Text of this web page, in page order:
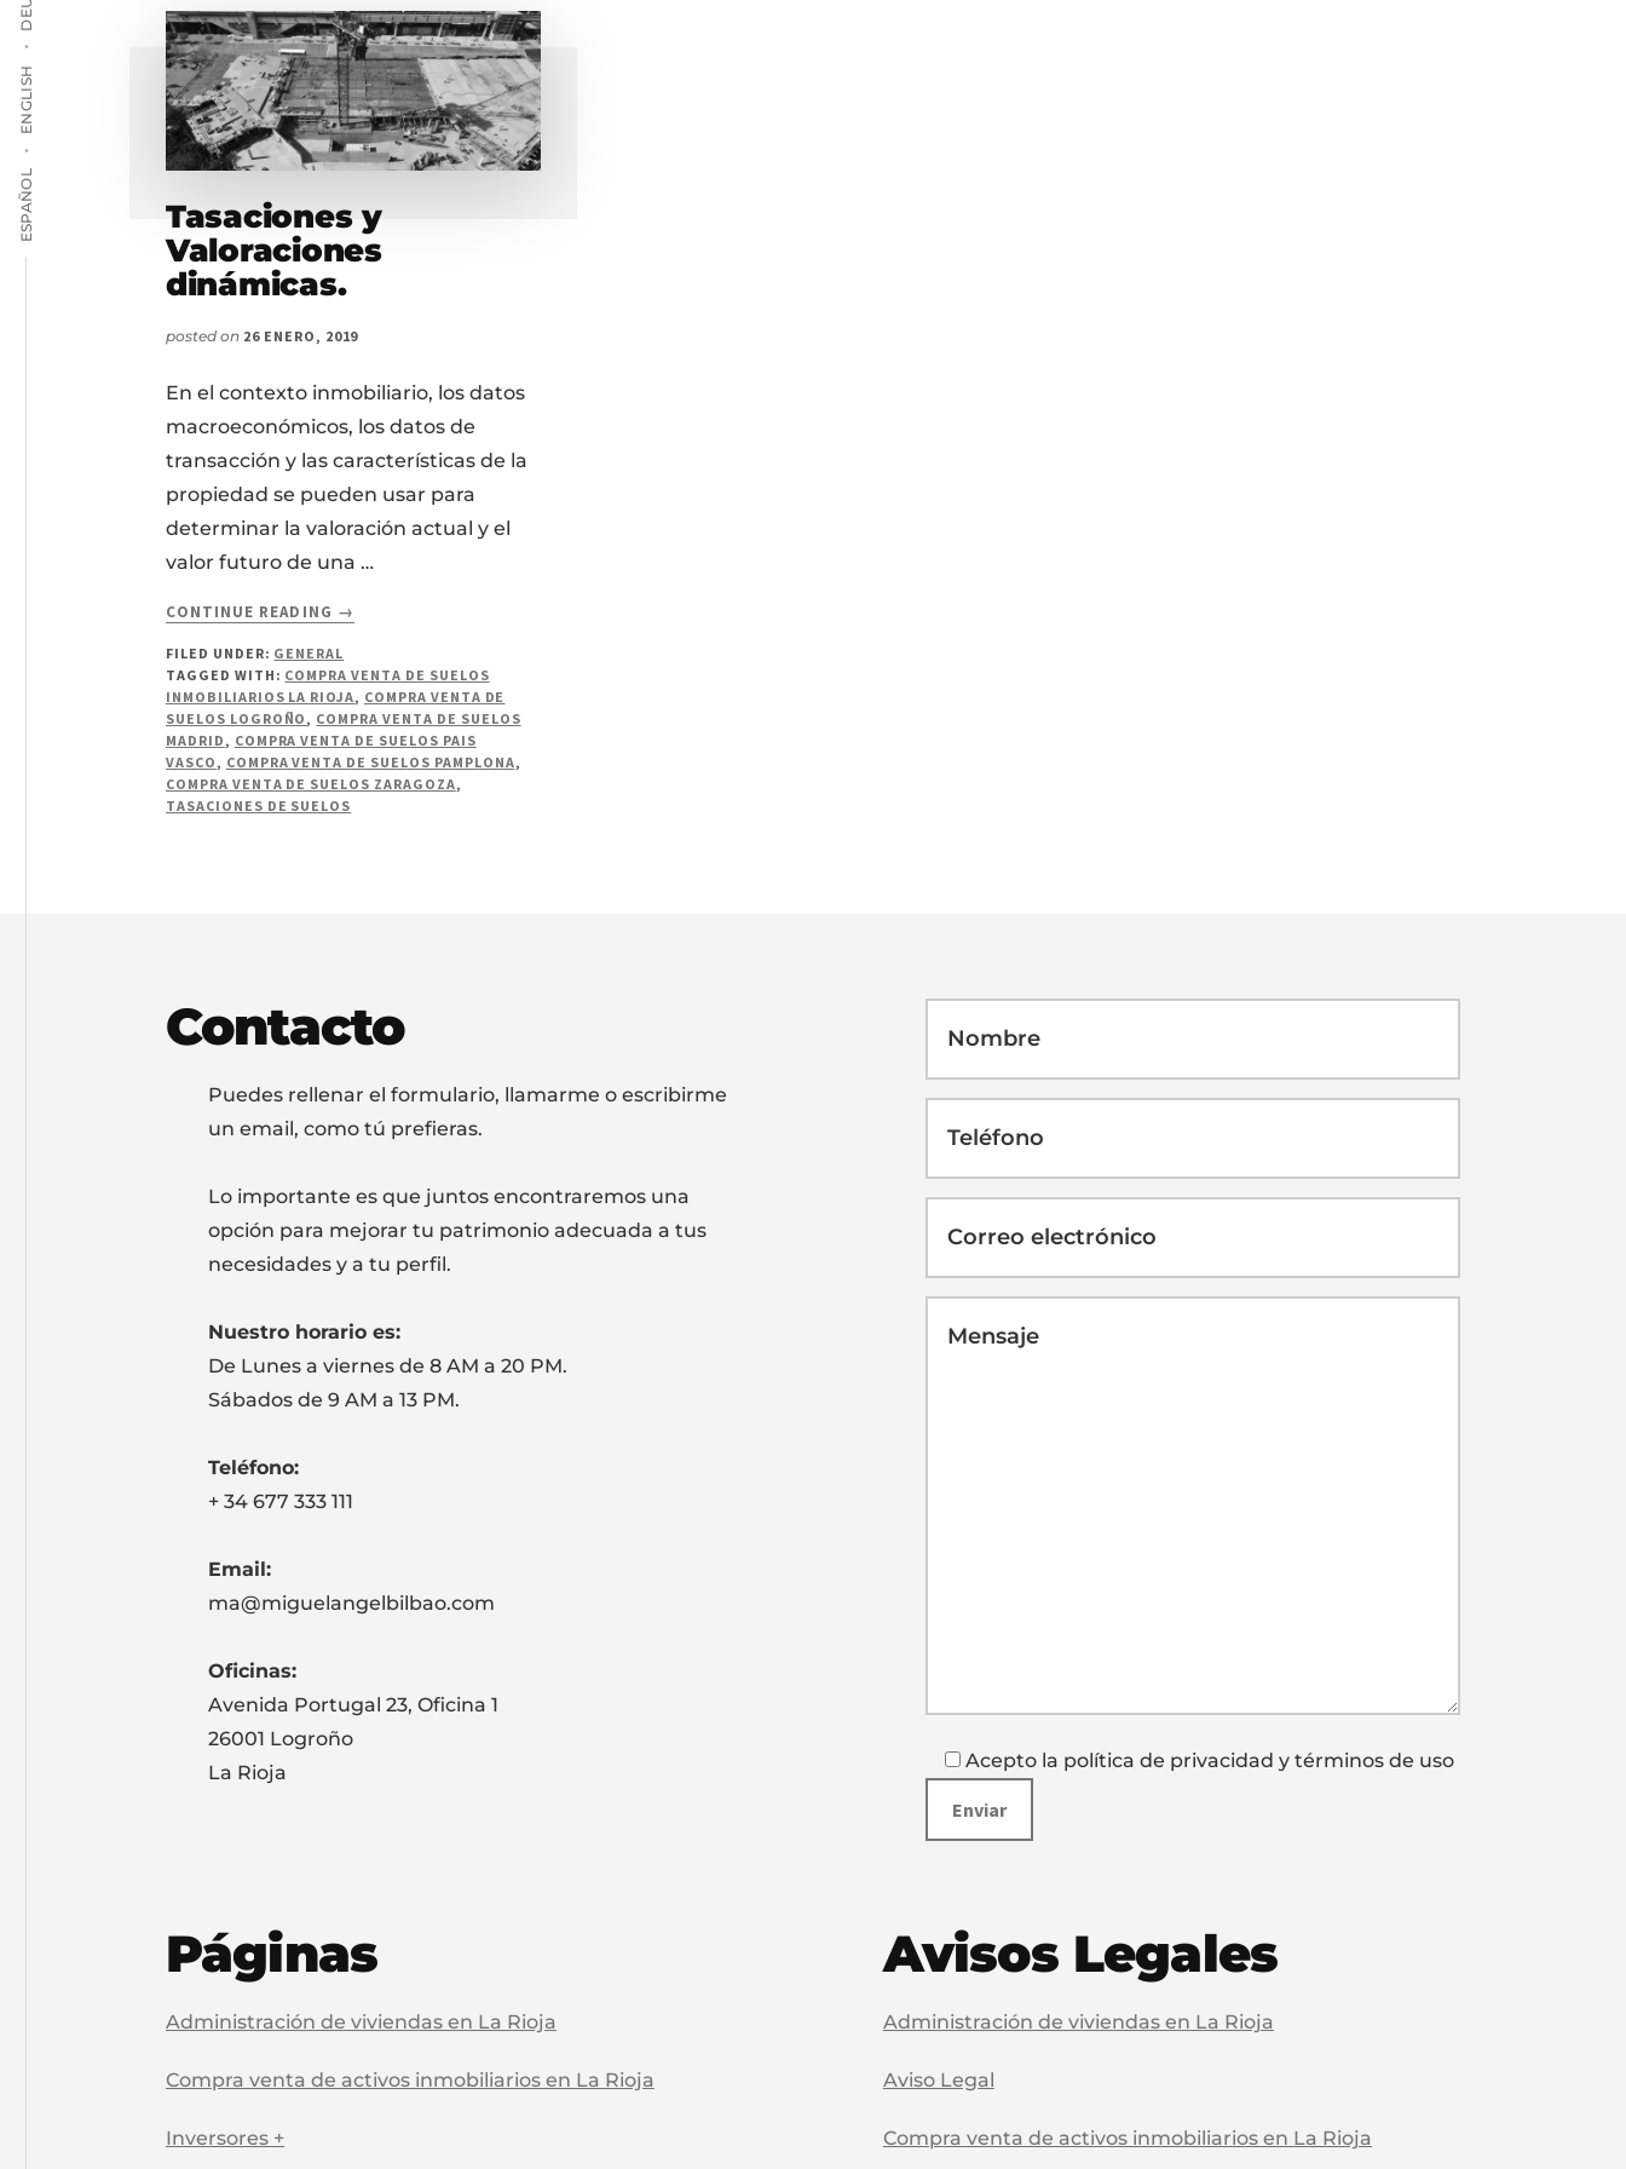
ESPAÑOL
ENGLISH
Tasaciones y
Valoraciones
dinámicas.
posted on 26 ENERO, 2019
En el contexto inmobiliario, los datos
macroeconómicos, los datos de
transacción y las características de la
propiedad se pueden usar para
determinar la valoración actual y el
valor futuro de una …
CONTINUE READING
ABOUT
Y
VALORACIONES
DINÁMICAS.
→
FILED UNDER: GENERAL
TAGGED WITH: COMPRA VENTA DE SUELOS
INMOBILIARIOS LA RIOJA, COMPRA VENTA DE
SUELOS LOGROÑO, COMPRA VENTA DE SUELOS
MADRID, COMPRA VENTA DE SUELOS PAIS
VASCO, COMPRA VENTA DE SUELOS PAMPLONA,
COMPRA VENTA DE SUELOS ZARAGOZA,
TASACIONES DE SUELOS
Contacto
Puedes rellenar el formulario, llamarme o escribirme
un email, como tú prefieras.
Lo importante es que juntos encontraremos una
opción para mejorar tu patrimonio adecuada a tus
necesidades y a tu perfil.
Nuestro horario es:
De Lunes a viernes de 8 AM a 20 PM.
Sábados de 9 AM a 13 PM.
Teléfono:
+ 34 677 333 111
Email:
ma@miguelangelbilbao.com
Oficinas:
Avenida Portugal 23, Oficina 1
26001 Logroño
La Rioja
Acepto la política de privacidad y términos de uso
Páginas
Administración de viviendas en La Rioja
Compra venta de activos inmobiliarios en La Rioja
Inversores +
Avisos Legales
Administración de viviendas en La Rioja
Aviso Legal
Compra venta de activos inmobiliarios en La Rioja